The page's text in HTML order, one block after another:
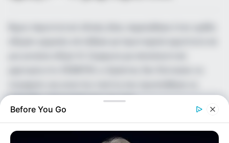
παρέμβει, ξυλοκοπώντας τον στη…
Before You Go